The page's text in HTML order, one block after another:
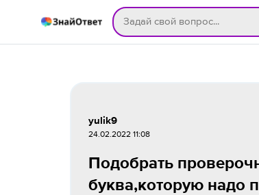
yulik9
24.02.2022 11:08
Подобрать
буква,которую надо